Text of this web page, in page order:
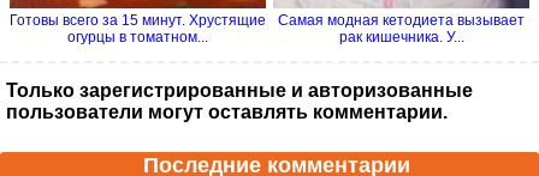
Готовы всего за 15 минут. Хрустящие
огурцы в томатном...
Самая модная кетодиета вызывает
рак кишечника. У...
Только зарегистрированные и авторизованные
пользователи могут оставлять комментарии.
Последние комментарии